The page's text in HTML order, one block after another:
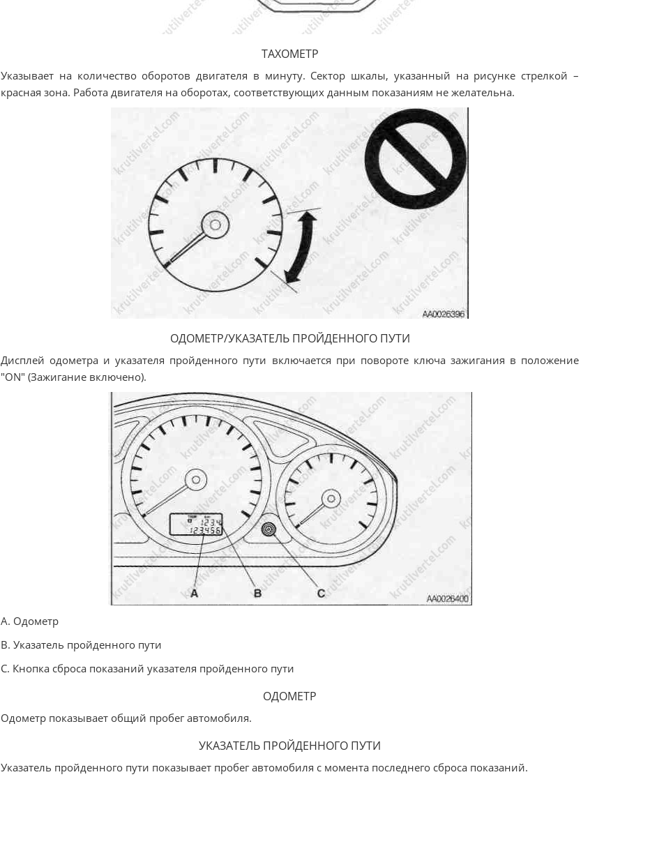
ТАХОМЕТР
Указывает на количество оборотов двигателя в минуту. Сектор шкалы, указанный на рисунке стрелкой –
красная зона. Работа двигателя на оборотах, соответствующих данным показаниям не желательна.
ОДОМЕТР/УКАЗАТЕЛЬ ПРОЙДЕННОГО ПУТИ
Дисплей одометра и указателя пройденного пути включается при повороте ключа зажигания в положение
"ON" (Зажигание включено).
А. Одометр
В. Указатель пройденного пути
С. Кнопка сброса показаний указателя пройденного пути
ОДОМЕТР
Одометр показывает общий пробег автомобиля.
УКАЗАТЕЛЬ ПРОЙДЕННОГО ПУТИ
Указатель пройденного пути показывает пробег автомобиля с момента последнего сброса показаний.